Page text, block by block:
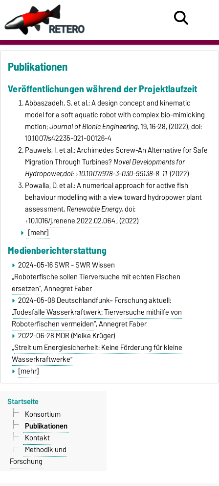
Publikationen
Veröffentlichungen während der Projektlaufzeit
Abbaszadeh, S. et al.: A design concept and kinematic
model for a soft aquatic robot with complex bio-mimicking
motion;Journal of Bionic Engineering,19, 16-28, (2022), doi:
10.1007/s42235-021-00126-4
Pauwels, I. et al.: Archimedes Screw-An Alternative for Safe
Migration Through Turbines?Novel Developments for
Hydropower,doi: 10.1007/978-3-030-99138-8_11 (2022)
Powalla, D. et al.: A numerical approach for active fish
behaviour modelling with a view toward hydropower plant
assessment, Renewable Energy,doi:
10.1016/j.renene.2022.02.064, (2022)
[mehr]
Medienberichterstattung
2024-05-16 SWR - SWR Wissen
„Roboterfische sollen Tierversuche mit echten Fischen
ersetzen“, Annegret Faber
2024-05-08 Deutschlandfunk– Forschung aktuell:
„Todesfalle Wasserkraftwerk: Tierversuche mithilfe von
Roboterfischen vermeiden“, Annegret Faber
2022-06-28 MDR (Meike Krüger)
„Streit um Energiesicherheit: Keine Förderung für kleine
Wasserkraftwerke”
[mehr]
Startseite
Konsortium
Publikationen
Kontakt
Methodik und
Forschung